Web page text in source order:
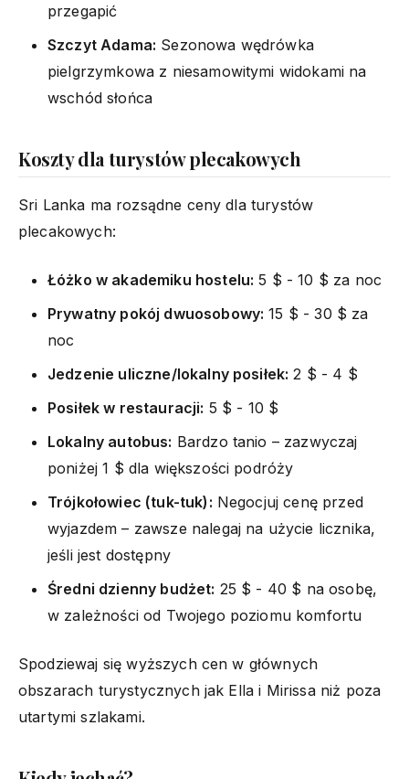
przegapić
Szczyt Adama: Sezonowa wędrówka
pielgrzymkowa z niesamowitymi widokami na
wschód słońca
Koszty dla turystów plecakowych
Sri Lanka ma rozsądne ceny dla turystów
plecakowych:
Łóżko w akademiku hostelu: 5 $ - 10 $ za noc
Prywatny pokój dwuosobowy: 15 $ - 30 $ za
noc
Jedzenie uliczne/lokalny posiłek: 2 $ - 4 $
Posiłek w restauracji: 5 $ - 10 $
Lokalny autobus: Bardzo tanio – zazwyczaj
poniżej 1 $ dla większości podróży
Trójkołowiec (tuk-tuk): Negocjuj cenę przed
wyjazdem – zawsze nalegaj na użycie licznika,
jeśli jest dostępny
Średni dzienny budżet: 25 $ - 40 $ na osobę,
w zależności od Twojego poziomu komfortu
Spodziewaj się wyższych cen w głównych
obszarach turystycznych jak Ella i Mirissa niż poza
utartymi szlakami.